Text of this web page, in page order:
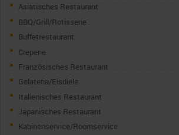
Asiatisches Restaurant
BBQ/Grill/Rotisserie
Buffetrestaurant
Creperie
Französisches Restaurant
Gelateria/Eisdiele
Italienisches Restaurant
Japanisches Restaurant
Kabinenservice/Roomservice